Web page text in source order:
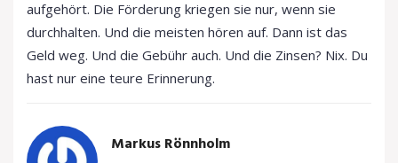
aufgehört. Die Förderung kriegen sie nur, wenn sie
durchhalten. Und die meisten hören auf. Dann ist das
Geld weg. Und die Gebühr auch. Und die Zinsen? Nix. Du
hast nur eine teure Erinnerung.
Markus Rönnholm